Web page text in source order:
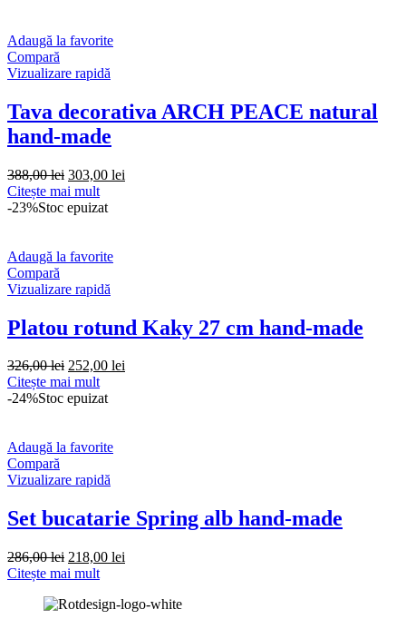
Adaugă la favorite
Compară
Vizualizare rapidă
Tava decorativa ARCH PEACE natural
hand-made
388,00lei Prețul
inițial
a
303,00 lei
Citește mai mult
-23%Stoc epuizat
Adaugă la favorite
Compară
Vizualizare rapidă
Platou rotund Kaky 27 cm hand-made
326,00lei Prețul
inițial
a
252,00 lei
Citește mai mult
-24%Stoc epuizat
Adaugă la favorite
Compară
Vizualizare rapidă
Set bucatarie Spring alb hand-made
286,00lei Prețul
inițial
fost:
218,00 lei
218,00 lei.
Citește mai mult